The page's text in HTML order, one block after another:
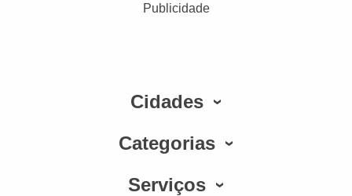
Publicidade
Cidades
Categorias
Serviços